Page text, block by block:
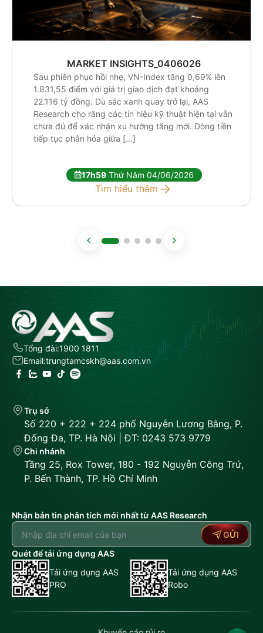
MARKET INSIGHTS_0406026
Sau phiên phục hồi nhẹ, VN-Index tăng 0,69% lên
1.831,55 điểm với giá trị giao dịch đạt khoảng
22.116 tỷ đồng. Dù sắc xanh quay trở lại, AAS
Research cho rằng các tín hiệu kỹ thuật hiện tại vẫn
chưa đủ để xác nhận xu hướng tăng mới. Dòng tiền
tiếp tục phân hóa giữa […]
17h59Thứ Năm 04/06/2026
Tìm hiểu thêm
Tổng đài:1900 1811
Email:trungtamcskh@aas.com.vn
Trụ sở
Số 220 + 222 + 224 phố Nguyễn Lương Bằng, P.
Đống Đa, TP. Hà Nội | ĐT: 0243 573 9779
Chi nhánh
Tầng 25, Rox Tower, 180 - 192 Nguyễn Công Trứ,
P. Bến Thành, TP. Hồ Chí Minh
Nhận bản tin phân tích mới nhất từ AAS Research
GỬI
Quét để tải ứng dụng AAS
Tải ứng dụng AAS
PRO
Tải ứng dụng AAS
Robo